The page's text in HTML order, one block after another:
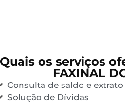
Quais os serviços
FAXINAL
Consulta de saldo e extrato
Solução de Dívidas